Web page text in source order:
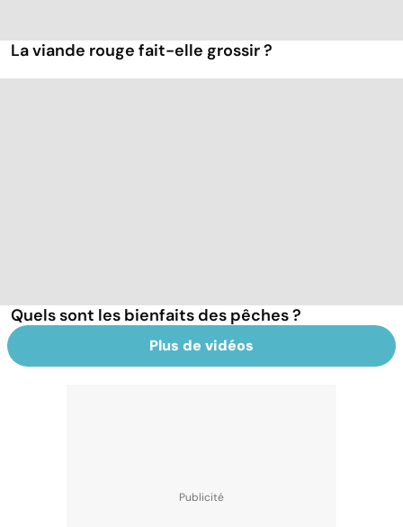
La viande rouge fait-elle grossir ?
Quels sont les bienfaits des pêches ?
Plus de vidéos